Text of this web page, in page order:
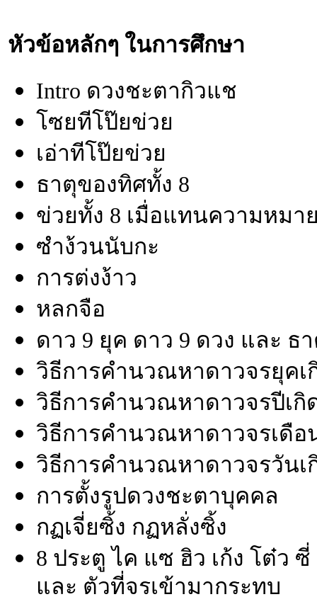
หัวข้อหลักๆ ในการศึกษา
Intro ดวงชะตากิวแช
โซยทีโป๊ยข่วย
เอ่าทีโป๊ยข่วย
ธาตุของทิศทั้ง 8
ข่วยทั้ง 8 เมื่อแทนความหมา
ซำง้วนนับกะ
การต่งง้าว
หลกจือ
ดาว 9 ยุค ดาว 9 ดวง และ ธ
วิธีการคำนวณหาดาวจรยุค
วิธีการคำนวณหาดาวจรปีเ
วิธีการคำนวณหาดาวจรเดือ
วิธีการคำนวณหาดาวจรวัน
การตั้งรูปดวงชะตาบุคคล
กฏเจี่ยซิ้ง กฏหลั่งซิ้ง
8 ประตู ไค แซ ฮิว เก้ง โต๋ว
และ ตัวที่จรเข้ามากระทบ